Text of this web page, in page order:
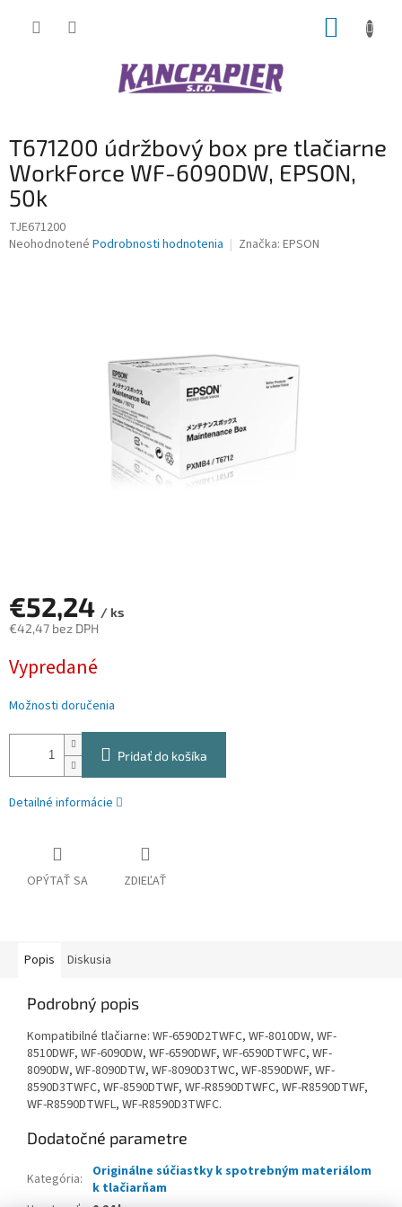
T671200 údržbový box pre tlačiarne
WorkForce WF-6090DW, EPSON,
50k
TJE671200
Priemerné
Neohodnotené Podrobnosti hodnotenia Značka: EPSON
€52,24 / ks
€42,47 bez DPH
cena:
Vypredané
Možnosti doručenia
Pridať do košíka
Detailné informácie
OPÝTAŤ SA ZDIEĽAŤ
Popis Diskusia
Podrobný popis
Kompatibilné tlačiarne: WF-6590D2TWFC, WF-8010DW, WF-
8510DWF, WF-6090DW, WF-6590DWF, WF-6590DTWFC, WF-
8090DW, WF-8090DTW, WF-8090D3TWC, WF-8590DWF, WF-
8590D3TWFC, WF-8590DTWF, WF-R8590DTWFC, WF-R8590DTWF,
WF-R8590DTWFL, WF-R8590D3TWFC.
Dodatočné parametre
Kategória:
Originálne súčiastky k spotrebným materiálom
k tlačiarňam